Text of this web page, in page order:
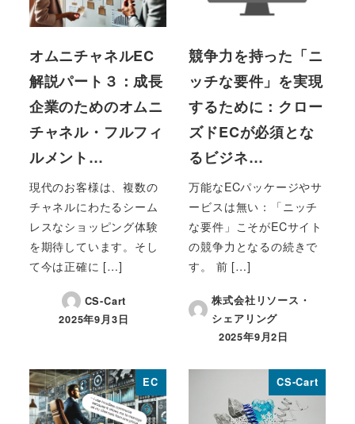
オムニチャネルEC
解説パート３：成長
企業のためのオムニ
チャネル・フルフィ
ルメント…
現代のお客様は、複数の
チャネルにわたるシーム
レスなショッピング体験
を期待しています。そし
て今は正確に […]
CS-Cart
投稿日
2025年9月3日
競争力を持った「ニ
ッチな要件」を実現
するために：クロー
ズドECが必須とな
るビジネ…
万能なECパッケージやサ
ービスは無い：「ニッチ
な要件」こそがECサイト
の競争力となるの続きで
す。 前 […]
株式会社リソース・
シェアリング
投稿日
2025年9月2日
EC CS-Cart